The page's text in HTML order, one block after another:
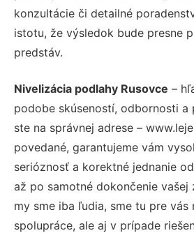
konzultácie či detailné
istotu, že výsledok bude presne
predstáv.
Nivelizácia podlahy Rusovce –
podobe skúseností, odbornosti a
ste na správnej adrese –
povedané, garantujeme vám
serióznosť a korektné jednanie
až po samotné dokončenie vašej
my sme iba ľudia, sme tu pre vás
spolupráce, ale aj v prípade